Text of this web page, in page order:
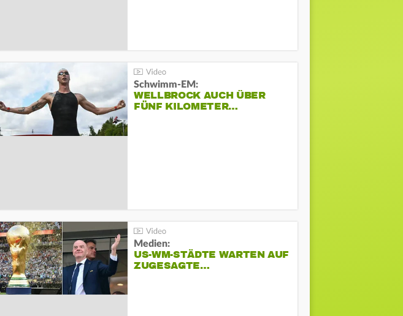
Schwimm-EM:
WELLBROCK AUCH ÜBER
FÜNF KILOMETER…
Medien:
US-WM-STÄDTE WARTEN AUF
ZUGESAGTE…